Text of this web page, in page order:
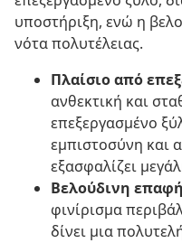
υποστήριξη, ενώ η
νότα πολυτέλειας.
Πλαίσιο από
ανθεκτική και
επεξεργασμένο
εμπιστοσύνη και
εξασφαλίζει
Βελούδινη επαφή
φινίρισμα
δίνει μια